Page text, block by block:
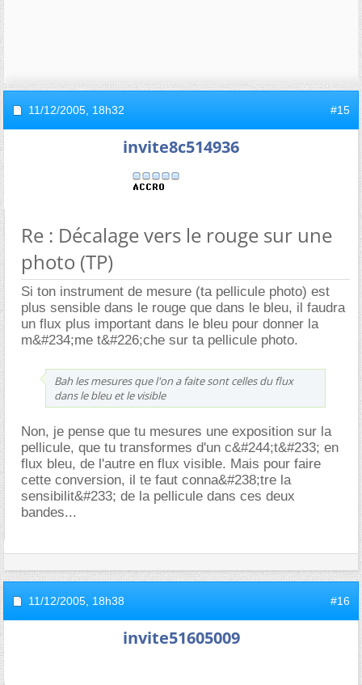
11/12/2005, 18h32 #15
invite8c514936
Re : Décalage vers le rouge sur une
photo (TP)
Si ton instrument de mesure (ta pellicule photo) est
plus sensible dans le rouge que dans le bleu, il faudra
un flux plus important dans le bleu pour donner la
m&#234;me t&#226;che sur ta pellicule photo.
Bah les mesures que l'on a faite sont celles du flux
dans le bleu et le visible
Non, je pense que tu mesures une exposition sur la
pellicule, que tu transformes d'un c&#244;t&#233; en
flux bleu, de l'autre en flux visible. Mais pour faire
cette conversion, il te faut conna&#238;tre la
sensibilit&#233; de la pellicule dans ces deux
bandes...
11/12/2005, 18h38 #16
invite51605009